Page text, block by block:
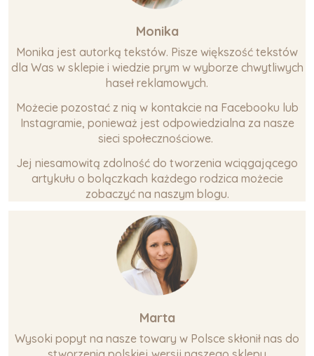
Monika
Monika jest autorką tekstów. Pisze większość tekstów
dla Was w sklepie i wiedzie prym w wyborze chwytliwych
haseł reklamowych.
Możecie pozostać z nią w kontakcie na Facebooku lub
Instagramie, ponieważ jest odpowiedzialna za nasze
sieci społecznościowe.
Jej niesamowitą zdolność do tworzenia wciągającego
artykułu o bolączkach każdego rodzica możecie
zobaczyć na naszym blogu.
Marta
Wysoki popyt na nasze towary w Polsce skłonił nas do